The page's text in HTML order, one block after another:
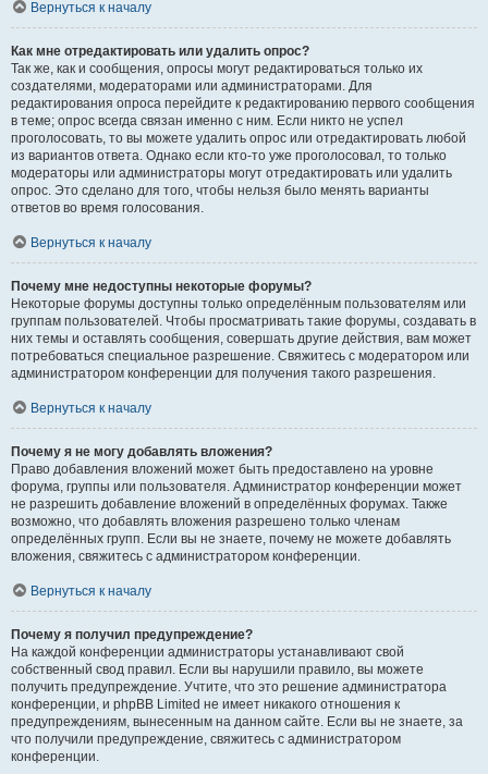
Вернуться к началу
Как мне отредактировать или удалить опрос?
Так же, как и сообщения, опросы могут редактироваться только их
создателями, модераторами или администраторами. Для
редактирования опроса перейдите к редактированию первого сообщения
в теме; опрос всегда связан именно с ним. Если никто не успел
проголосовать, то вы можете удалить опрос или отредактировать любой
из вариантов ответа. Однако если кто-то уже проголосовал, то только
модераторы или администраторы могут отредактировать или удалить
опрос. Это сделано для того, чтобы нельзя было менять варианты
ответов во время голосования.
Вернуться к началу
Почему мне недоступны некоторые форумы?
Некоторые форумы доступны только определённым пользователям или
группам пользователей. Чтобы просматривать такие форумы, создавать в
них темы и оставлять сообщения, совершать другие действия, вам может
потребоваться специальное разрешение. Свяжитесь с модератором или
администратором конференции для получения такого разрешения.
Вернуться к началу
Почему я не могу добавлять вложения?
Право добавления вложений может быть предоставлено на уровне
форума, группы или пользователя. Администратор конференции может
не разрешить добавление вложений в определённых форумах. Также
возможно, что добавлять вложения разрешено только членам
определённых групп. Если вы не знаете, почему не можете добавлять
вложения, свяжитесь с администратором конференции.
Вернуться к началу
Почему я получил предупреждение?
На каждой конференции администраторы устанавливают свой
собственный свод правил. Если вы нарушили правило, вы можете
получить предупреждение. Учтите, что это решение администратора
конференции, и phpBB Limited не имеет никакого отношения к
предупреждениям, вынесенным на данном сайте. Если вы не знаете, за
что получили предупреждение, свяжитесь с администратором
конференции.